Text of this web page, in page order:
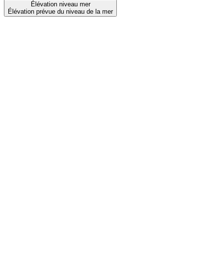
Élévation niveau mer
Élévation prévue du niveau de la mer